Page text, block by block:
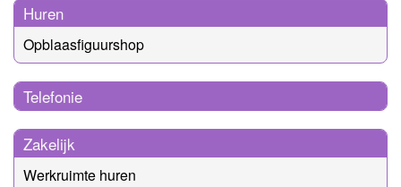
Huren
Opblaasfiguurshop
Telefonie
Zakelijk
Werkruimte huren